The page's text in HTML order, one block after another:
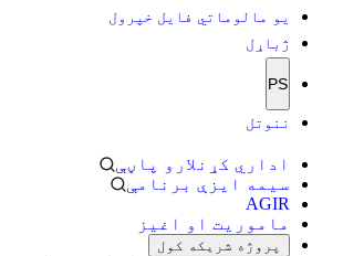
یو مالوماتي فایل خپرول
ژباړل
PS
ننوتل
اداري کړنلارو پاڼې
سیمه ایزې برنامې
AGIR
ماموریت او اغیز
پروژه شریکه کول